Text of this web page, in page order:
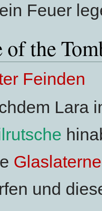
Feuer
of the
Feinden
Lara
Glaslaterne
und